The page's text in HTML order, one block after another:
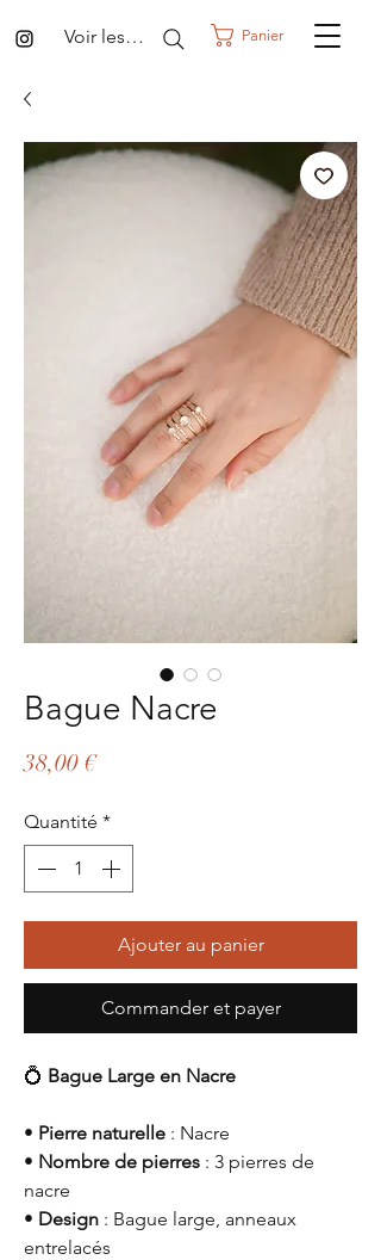
Panier
Voir les points
Bague Nacre
38,00 €Prix
Quantité *
Ajouter au panier
Commander et payer
💍 Bague Large en Nacre
• Pierre naturelle : Nacre
• Nombre de pierres : 3 pierres de
nacre
• Design : Bague large, anneaux
entrelacés